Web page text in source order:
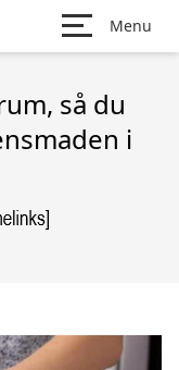
Menu
så du
i